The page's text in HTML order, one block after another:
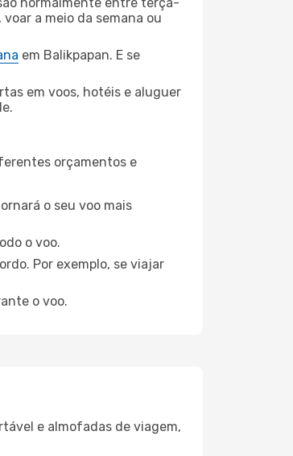
a meio da semana ou
em Balikpapan. E se
em voos, hotéis e aluguer
orçamentos e
o seu voo mais
o voo.
Por exemplo, se viajar
o voo.
e almofadas de viagem,